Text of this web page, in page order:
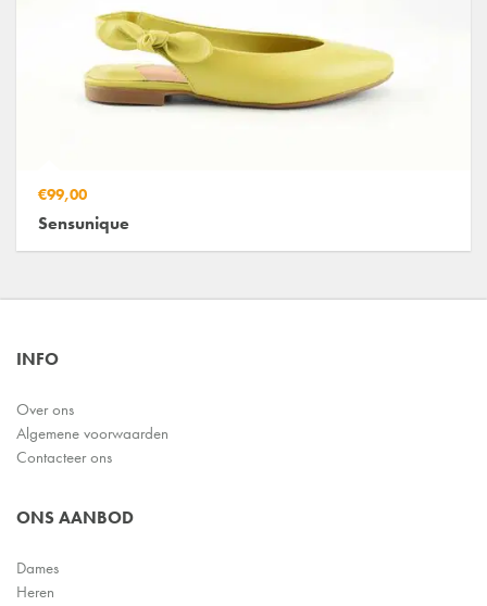
€99,00
Sensunique
INFO
Over ons
Algemene voorwaarden
Contacteer ons
ONS AANBOD
Dames
Heren